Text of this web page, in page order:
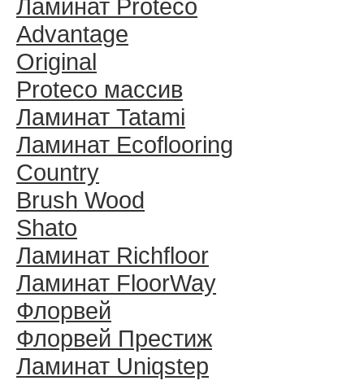
Ламинат Proteco
Advantage
Original
Proteco массив
Ламинат Tatami
Ламинат Ecoflooring
Country
Brush Wood
Shato
Ламинат Richfloor
Ламинат FloorWay
Флорвей
Флорвей Престиж
Ламинат Uniqstep